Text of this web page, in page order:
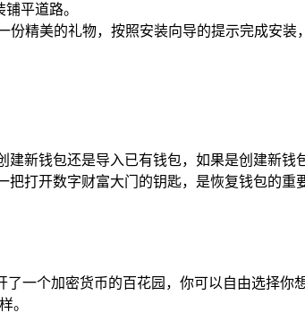
平道路。
精美的礼物，按照安装向导的提示完成安装
建新钱包还是导入已有钱包，如果是创建新
打开数字财富大门的钥匙，是恢复钱包的
一个加密货币的百花园，你可以自由选择
。